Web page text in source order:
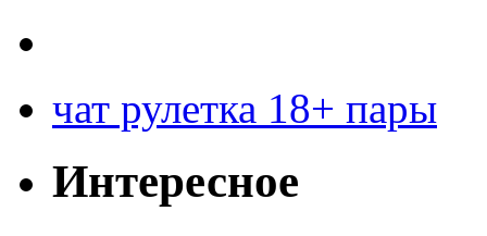
чат рулетка 18+ пары
Интересное